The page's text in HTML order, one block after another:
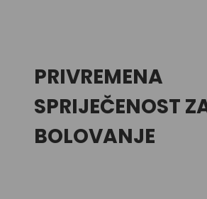
PRIVREMENA
SPRIJEČENOST
BOLOVANJE